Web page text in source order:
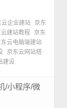
云企业建站
京东
云建站教程
京东
东云电脑端建站
京东云网站搭
建设
/小程序/微